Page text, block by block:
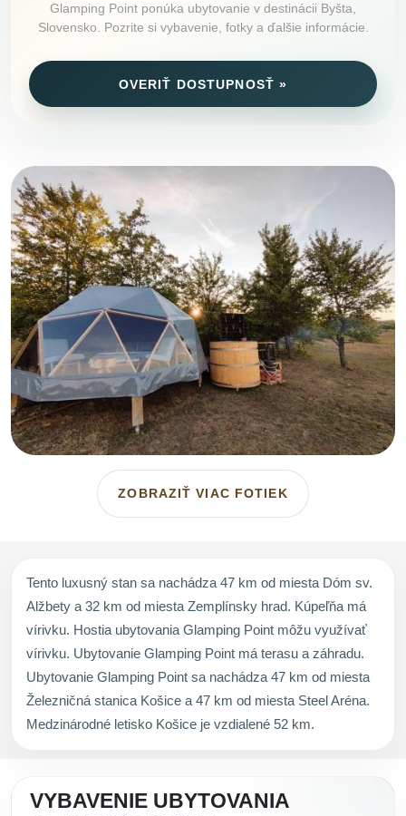
Glamping Point ponúka ubytovanie v destinácii Byšta,
Slovensko. Pozrite si vybavenie, fotky a ďalšie informácie.
OVERIŤ DOSTUPNOSŤ »
ZOBRAZIŤ VIAC FOTIEK
Tento luxusný stan sa nachádza 47 km od miesta Dóm sv.
Alžbety a 32 km od miesta Zemplínsky hrad. Kúpeľňa má
vírivku. Hostia ubytovania Glamping Point môžu využívať
vírivku. Ubytovanie Glamping Point má terasu a záhradu.
Ubytovanie Glamping Point sa nachádza 47 km od miesta
Železničná stanica Košice a 47 km od miesta Steel Aréna.
Medzinárodné letisko Košice je vzdialené 52 km.
VYBAVENIE UBYTOVANIA